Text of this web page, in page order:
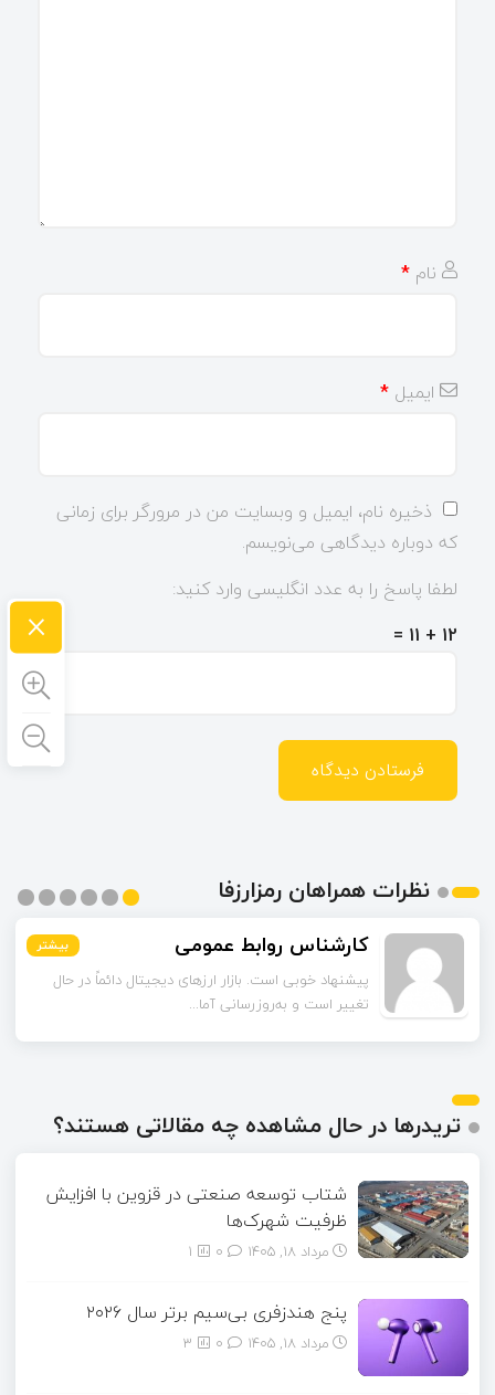
نام *
ایمیل *
ذخیره نام، ایمیل و وبسایت من در مرورگر برای زمانی
که دوباره دیدگاهی می‌نویسم.
لطفا پاسخ را به عدد انگلیسی وارد کنید:
12 + 11 =
نظرات همراهان رمزارزفا
کارشناس روابط عمومی بیشتر
پیشنهاد خوبی است. بازار ارزهای دیجیتال دائماً در حال
تغییر است و به‌روزرسانی آما...
بیشتر
بیشتر
بیشتر
بیشتر
بیشتر
تریدرها در حال مشاهده چه مقالاتی هستند؟
شتاب توسعه صنعتی در قزوین با افزایش
ظرفیت شهرک‌ها
مرداد ۱۸, ۱۴۰۵ 1
پنج هندزفری بی‌سیم برتر سال ۲۰۲۶
مرداد ۱۸, ۱۴۰۵ 3
×